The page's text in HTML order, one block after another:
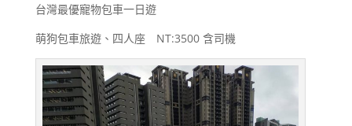
台灣最優寵物包車一日遊
萌狗包車旅遊、四人座 NT:3500 含司機